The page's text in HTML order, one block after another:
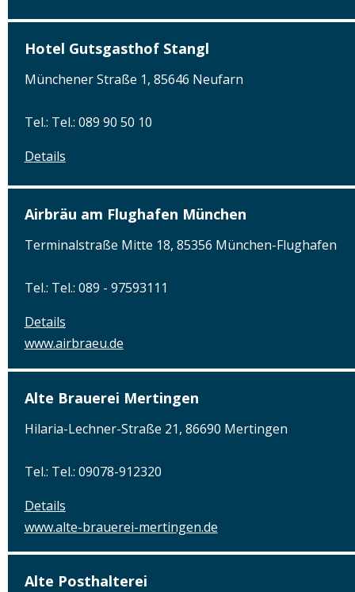
Hotel Gutsgasthof Stangl
Münchener Straße 1, 85646 Neufarn
Tel.: Tel.: 089 90 50 10
Details
Airbräu am Flughafen München
Terminalstraße Mitte 18, 85356 München-Flughafen
Tel.: Tel.: 089 - 97593111
Details
www.airbraeu.de
Alte Brauerei Mertingen
Hilaria-Lechner-Straße 21, 86690 Mertingen
Tel.: Tel.: 09078-912320
Details
www.alte-brauerei-mertingen.de
Alte Posthalterei